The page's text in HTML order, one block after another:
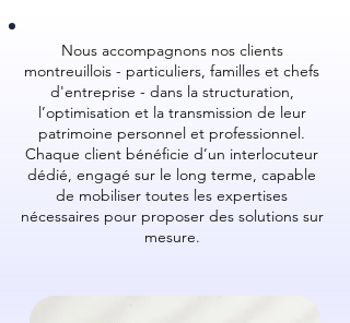
Nous accompagnons nos clients
montreuillois - particuliers, familles et chefs
d'entreprise - dans la structuration,
l’optimisation et la transmission de leur
patrimoine personnel et professionnel.
Chaque client bénéficie d’un interlocuteur
dédié, engagé sur le long terme, capable
de mobiliser toutes les expertises
nécessaires pour proposer des solutions sur
mesure.